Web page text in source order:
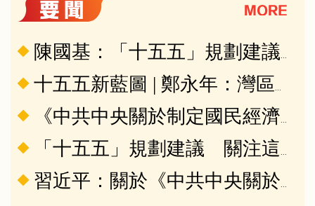
陳國基：「十五五」規劃建議為特區政府指明未來工作方向
十五五新藍圖 | 鄭永年：灣區有望成世界最大區域經濟中心
《中共中央關於制定國民經濟和社會發展第十五個五年規劃的建議》誕生記
「十五五」規劃建議 關注這些新提法新舉措
習近平：關於《中共中央關於制定國民經濟和社會發展第十五個五年規劃的建議》的說明